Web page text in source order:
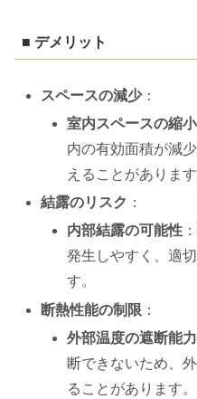
■ デメリット
スペースの減少：
室内スペースの縮小
内の有効面積が減
えることがあります
結露のリスク ：
内部結露の可能性
発生しやすく、適
す。
断熱性能の制限 ：
外部温度の遮断能力
断できないため、
ることがあります。